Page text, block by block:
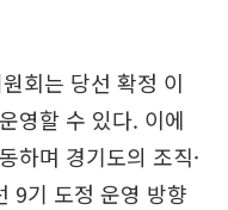
회는 당선 확정 이
영할 수 있다. 이에
하며 경기도의 조직·
9기 도정 운영 방향